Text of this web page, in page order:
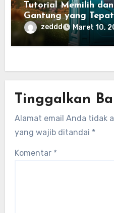
Tutorial Memilih
Gantung yang Tepat
zeddd Maret 10,
Tinggalkan
Alamat email Anda tidak
yang wajib ditandai *
Komentar *